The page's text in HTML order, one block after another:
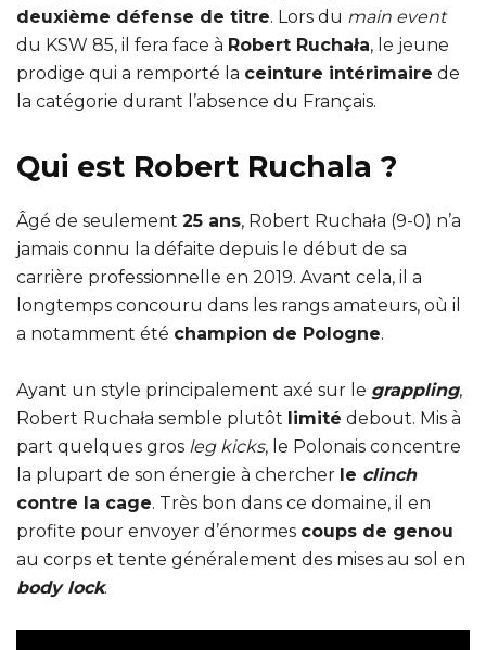
deuxième défense de titre. Lors du main event
du KSW 85, il fera face à Robert Ruchała, le jeune
prodige qui a remporté la ceinture intérimaire de
la catégorie durant l’absence du Français.
Qui est Robert Ruchala ?
Âgé de seulement 25 ans, Robert Ruchała (9-0) n’a
jamais connu la défaite depuis le début de sa
carrière professionnelle en 2019. Avant cela, il a
longtemps concouru dans les rangs amateurs, où il
a notamment été champion de Pologne.
Ayant un style principalement axé sur le grappling,
Robert Ruchała semble plutôt limité debout. Mis à
part quelques gros leg kicks, le Polonais concentre
la plupart de son énergie à chercher le clinch
contre la cage. Très bon dans ce domaine, il en
profite pour envoyer d’énormes coups de genou
au corps et tente généralement des mises au sol en
body lock.